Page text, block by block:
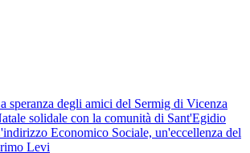
speranza degli amici del Sermig di Vicenza
solidale con la comunità di Sant'Egidio
Economico Sociale, un'eccellenza del
Levi